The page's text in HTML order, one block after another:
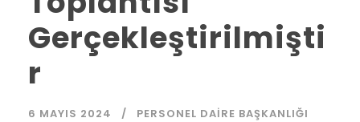
Gerçekleştirilmişti
r
6 MAYIS 2024 PERSONEL DAIRE BAŞKANLIĞI